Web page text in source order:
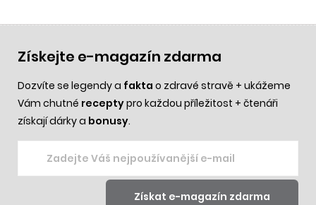
Získejte e-magazín zdarma
Dozvíte se legendy a fakta o zdravé stravě + ukážeme
Vám chutné receptypro každou příležitost + čtenáři
získají dárky a bonusy.